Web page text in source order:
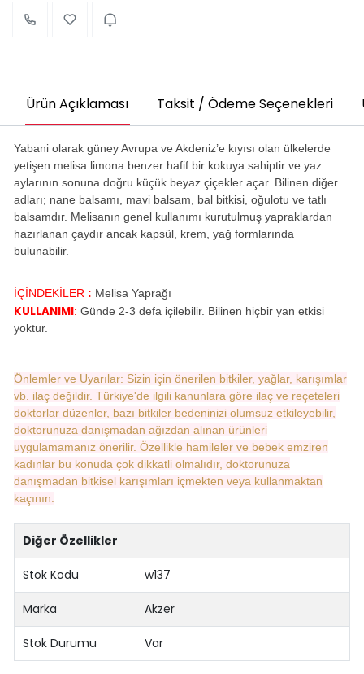
Ürün Açıklaması Taksit / Ödeme Seçenekleri
Yabani olarak güney Avrupa ve Akdeniz’e kıyısı olan ülkelerde
yetişen melisa limona benzer hafif bir kokuya sahiptir ve yaz
aylarının sonuna doğru küçük beyaz çiçekler açar. Bilinen diğer
adları; nane balsamı, mavi balsam, bal bitkisi, oğulotu ve tatlı
balsamdır. Melisanın genel kullanımı kurutulmuş yapraklardan
hazırlanan çaydır ancak kapsül, krem, yağ formlarında
bulunabilir.
İÇİNDEKİLER : Melisa Yaprağı
KULLANIMI: Günde 2-3 defa içilebilir. Bilinen hiçbir yan etkisi
yoktur.
Önlemler ve Uyarılar: Sizin için önerilen bitkiler, yağlar, karışımlar
vb. ilaç değildir. Türkiye'de ilgili kanunlara göre ilaç ve reçeteleri
doktorlar düzenler, bazı bitkiler bedeninizi olumsuz etkileyebilir,
doktorunuza danışmadan ağızdan alınan ürünleri
uygulamamanız önerilir. Özellikle hamileler ve bebek emziren
kadınlar bu konuda çok dikkatli olmalıdır, doktorunuza
danışmadan bitkisel karışımları içmekten veya kullanmaktan
kaçının.
Diğer Özellikler
Stok Kodu w137
Marka Akzer
Stok Durumu Var